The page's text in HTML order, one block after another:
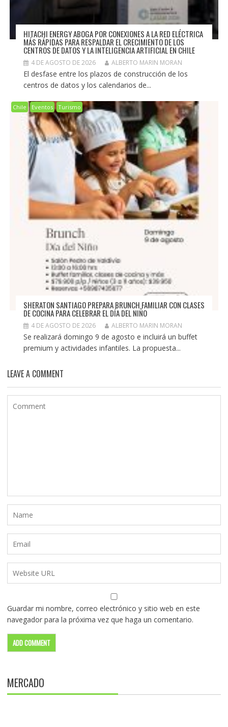
HITACHI ENERGY ABOGA POR CONEXIONES A LA RED ELÉCTRICA
MÁS RÁPIDAS PARA RESPALDAR EL CRECIMIENTO DE LOS
CENTROS DE DATOS Y LA INTELIGENCIA ARTIFICIAL EN CHILE
4 DE AGOSTO DE 2026 ALBERTO MARIN MORAN
El desfase entre los plazos de construcción de los
centros de datos y los calendarios de...
Chile Eventos Turismo
SHERATON SANTIAGO PREPARA BRUNCH FAMILIAR CON CLASES
DE COCINA PARA CELEBRAR EL DÍA DEL NIÑO
4 DE AGOSTO DE 2026 ALBERTO MARIN MORAN
Se realizará domingo 9 de agosto e incluirá un buffet
premium y actividades infantiles. La propuesta...
LEAVE A COMMENT
Guardar mi nombre, correo electrónico y sitio web en este
navegador para la próxima vez que haga un comentario.
MERCADO